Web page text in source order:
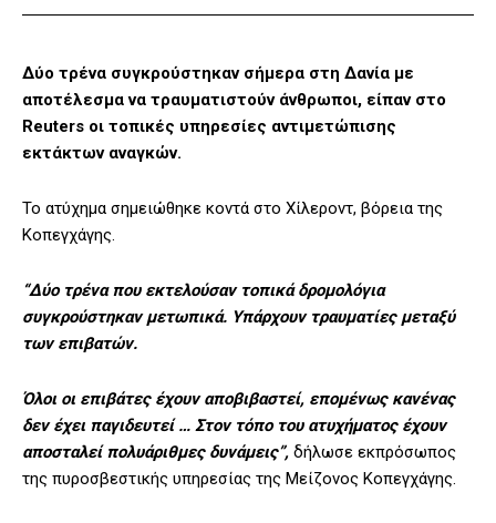
Δύο τρένα συγκρούστηκαν σήμερα στη Δανία με
αποτέλεσμα να τραυματιστούν άνθρωποι, είπαν στο
⁠Reuters οι τοπικές υπηρεσίες αντιμετώπισης
εκτάκτων αναγκών.
Το ατύχημα σημειώθηκε κοντά στο Χίλεροντ, βόρεια της
Κοπεγχάγης.
“Δύο τρένα που εκτελούσαν τοπικά δρομολόγια
συγκρούστηκαν μετωπικά. Υπάρχουν τραυματίες μεταξύ
των επιβατών.
Όλοι οι επιβάτες έχουν αποβιβαστεί, επομένως κανένας
δεν έχει παγιδευτεί … Στον τόπο του ατυχήματος έχουν
αποσταλεί πολυάριθμες δυνάμεις”, δήλωσε εκπρόσωπος
της πυροσβεστικής υπηρεσίας της Μείζονος Κοπεγχάγης.